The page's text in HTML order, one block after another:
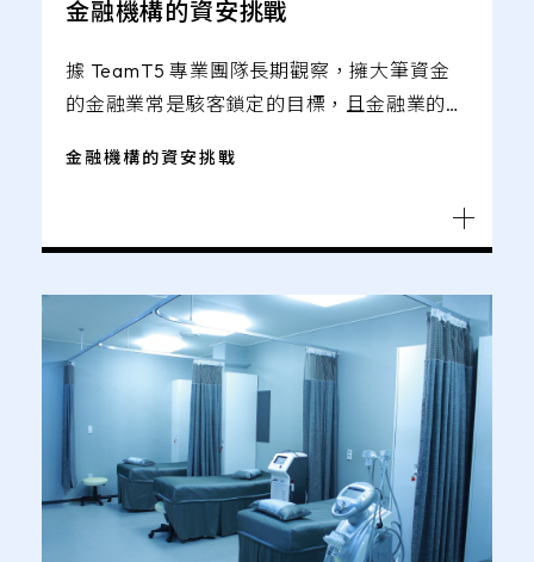
金融機構的資安挑戰
據 TeamT5 專業團隊長期觀察，擁大筆資金
的金融業常是駭客鎖定的目標，且金融業的企
妥善應對，牽涉極廣。此外，金融業日常運作
也須周延規劃，以在嚴格資安防護與彈性維運
金融機構的資安挑戰